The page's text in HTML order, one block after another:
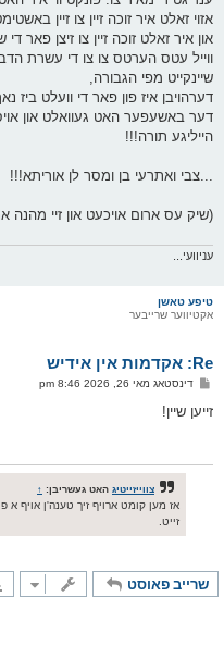
אזוי זאלט איר זוכה זיין צו זיין
און איר זאלט זוכה זיין צו זיצן פאר
ווייל עטס הערטס צו צו די עשרת
שיינקייט מפי הגבורה,
דערהויבן איז פון פאר די וועלט ביז
דער באשעפער האט געוואלט און
הייליגע תורה!!!
...צבי ואתרעי בן ומסר לן אוריתא!!!
(שיק עס ארום אויכעט און זיי מהנה
עניוועי...
טיפע טאשן
אקטיווער שרייבער
Re: אקדמות אין אידיש
פ
ו
ס
דינסטאג מאי 26, 2026 8:46 pm
זייען שיין!
צווייזייטיג האט געשריבן: ↑
אז מען קומט ארויף זיך טענה'ן אויף א
זייט.
שרייב פאוסט